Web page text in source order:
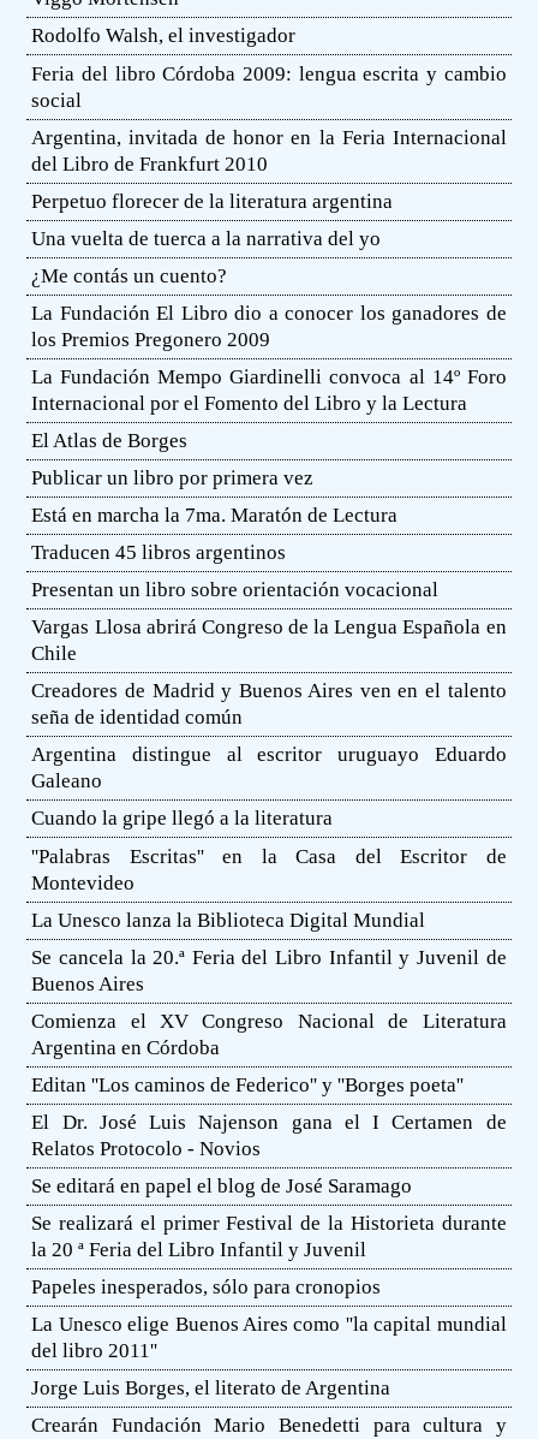
Rodolfo Walsh, el investigador
Feria del libro Córdoba 2009: lengua escrita y cambio
social
Argentina, invitada de honor en la Feria Internacional
del Libro de Frankfurt 2010
Perpetuo florecer de la literatura argentina
Una vuelta de tuerca a la narrativa del yo
¿Me contás un cuento?
La Fundación El Libro dio a conocer los ganadores de
los Premios Pregonero 2009
La Fundación Mempo Giardinelli convoca al 14º Foro
Internacional por el Fomento del Libro y la Lectura
El Atlas de Borges
Publicar un libro por primera vez
Está en marcha la 7ma. Maratón de Lectura
Traducen 45 libros argentinos
Presentan un libro sobre orientación vocacional
Vargas Llosa abrirá Congreso de la Lengua Española en
Chile
Creadores de Madrid y Buenos Aires ven en el talento
seña de identidad común
Argentina distingue al escritor uruguayo Eduardo
Galeano
Cuando la gripe llegó a la literatura
''Palabras Escritas'' en la Casa del Escritor de
Montevideo
La Unesco lanza la Biblioteca Digital Mundial
Se cancela la 20.ª Feria del Libro Infantil y Juvenil de
Buenos Aires
Comienza el XV Congreso Nacional de Literatura
Argentina en Córdoba
Editan ''Los caminos de Federico'' y ''Borges poeta''
El Dr. José Luis Najenson gana el I Certamen de
Relatos Protocolo - Novios
Se editará en papel el blog de José Saramago
Se realizará el primer Festival de la Historieta durante
la 20 ª Feria del Libro Infantil y Juvenil
Papeles inesperados, sólo para cronopios
La Unesco elige Buenos Aires como ''la capital mundial
del libro 2011''
Jorge Luis Borges, el literato de Argentina
Crearán Fundación Mario Benedetti para cultura y